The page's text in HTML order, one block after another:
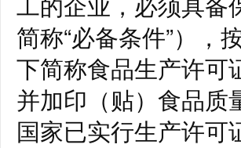
简称“必备条件”），
下简称食品生产许可
并加印（贴）食品质
国家已实行生产许可